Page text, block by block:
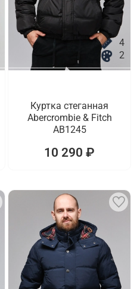
4
2
Куртка стеганная
Abercrombie & Fitch
AB1245
10 290 ₽